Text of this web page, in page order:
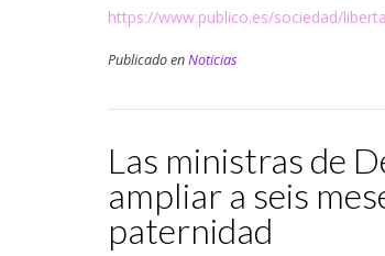
https://www.publico.es/sociedad/
Publicado enNoticias
Las ministras de
ampliar a seis
paternidad